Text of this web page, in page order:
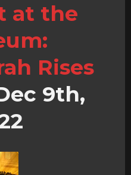
at the
Rises
9th,